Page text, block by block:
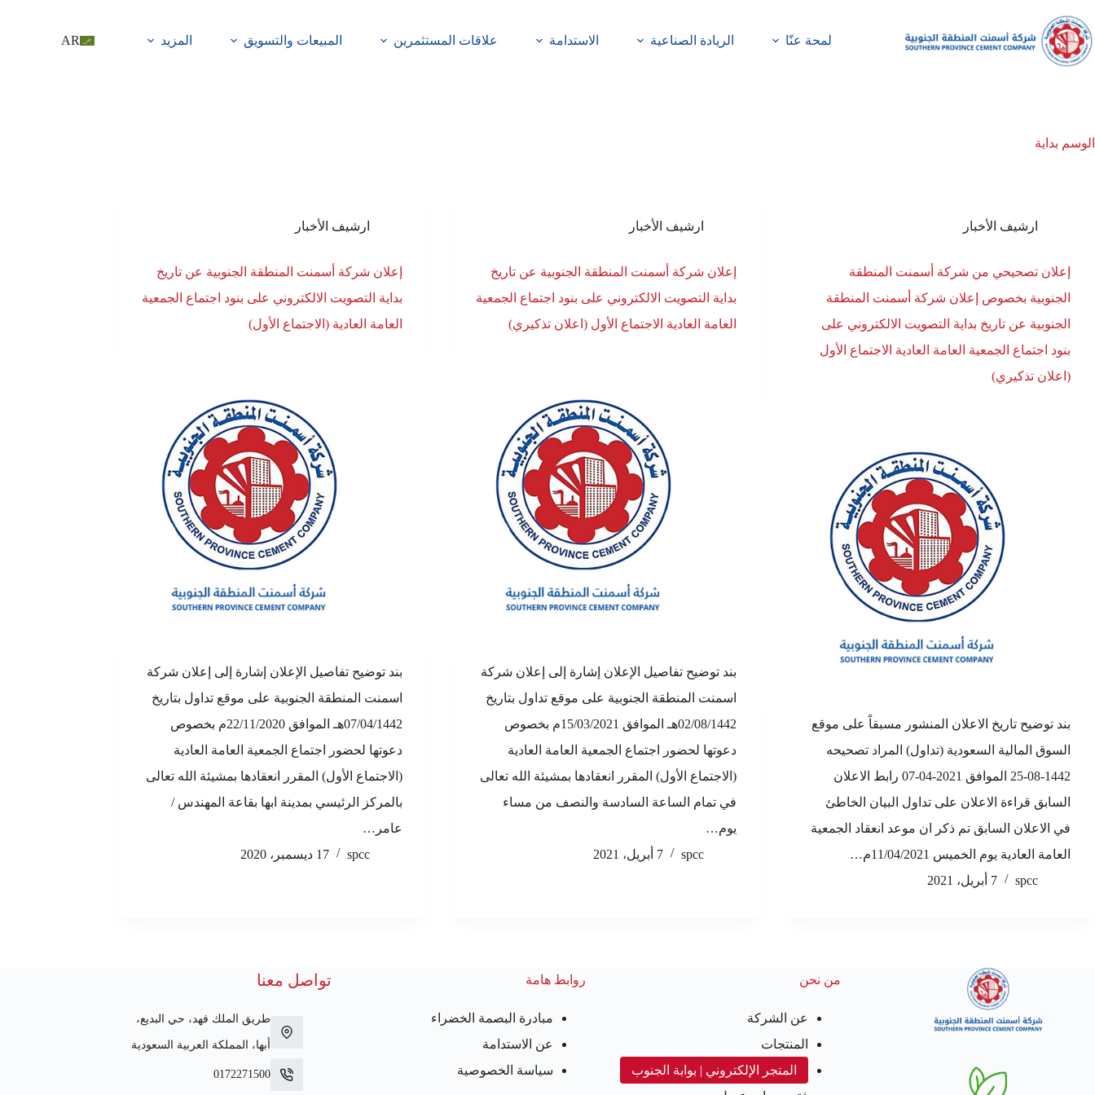
لمحة عنّا الريادة الصناعية الاستدامة علاقات المستثمرين المبيعات والتسويق المزيد AR
الوسم بداية
ارشيف الأخبار
إعلان تصحيحي من شركة أسمنت المنطقة
الجنوبية بخصوص إعلان شركة أسمنت المنطقة
الجنوبية عن تاريخ بداية التصويت الالكتروني على
بنود اجتماع الجمعية العامة العادية الاجتماع الأول
(اعلان تذكيري)
بند توضيح تاريخ الاعلان المنشور مسبقاً على موقع
السوق المالية السعودية (تداول) المراد تصحيحه
1442-08-25 الموافق 2021-04-07 رابط الاعلان
السابق قراءة الاعلان على تداول البيان الخاطئ
في الاعلان السابق تم ذكر ان موعد انعقاد الجمعية
العامة العادية يوم الخميس 11/04/2021م…
spcc
7 أبريل، 2021
ارشيف الأخبار
إعلان شركة أسمنت المنطقة الجنوبية عن تاريخ
بداية التصويت الالكتروني على بنود اجتماع الجمعية
العامة العادية الاجتماع الأول (اعلان تذكيري)
بند توضيح تفاصيل الإعلان إشارة إلى إعلان شركة
اسمنت المنطقة الجنوبية على موقع تداول بتاريخ
02/08/1442هـ الموافق 15/03/2021م بخصوص
دعوتها لحضور اجتماع الجمعية العامة العادية
(الاجتماع الأول) المقرر انعقادها بمشيئة الله تعالى
في تمام الساعة السادسة والنصف من مساء
يوم…
spcc
7 أبريل، 2021
ارشيف الأخبار
إعلان شركة أسمنت المنطقة الجنوبية عن تاريخ
بداية التصويت الالكتروني على بنود اجتماع الجمعية
العامة العادية (الاجتماع الأول)
بند توضيح تفاصيل الإعلان إشارة إلى إعلان شركة
اسمنت المنطقة الجنوبية على موقع تداول بتاريخ
07/04/1442هـ الموافق 22/11/2020م بخصوص
دعوتها لحضور اجتماع الجمعية العامة العادية
(الاجتماع الأول) المقرر انعقادها بمشيئة الله تعالى
بالمركز الرئيسي بمدينة ابها بقاعة المهندس /
عامر…
spcc
17 ديسمبر، 2020
من نحن
عن الشركة
المنتجات
المتجر الإلكتروني | بوابة الجنوب
روابط هامة
مبادرة البصمة الخضراء
عن الاستدامة
سياسة الخصوصية
تواصل معنا
طريق الملك فهد، حي البديع،
أبها، المملكة العربية السعودية
0172271500